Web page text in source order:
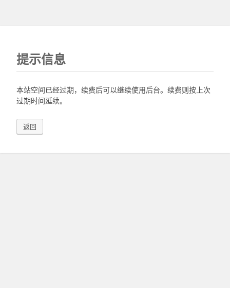
提示信息
本站空间已经过期，续费后可以继续使用后台。续费则按上次
过期时间延续。
返回